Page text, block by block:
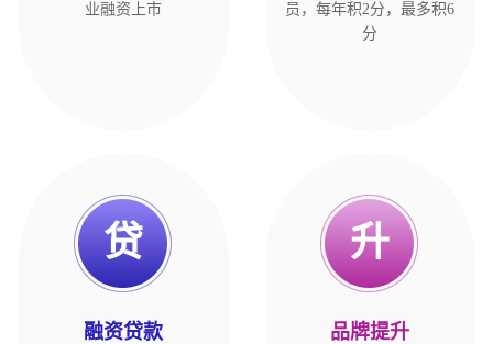
业融资上市
员，每年积2分，最多积6
分
贷
融资贷款
升
品牌提升